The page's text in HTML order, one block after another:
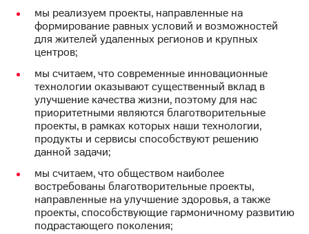
Контакты
Новости
в
и акционерам
Корпоративное
управление
Корпоративный
секретарь
Раскрытие
информации
Информация
акционерам
Документы
мы реализуем проекты, направленные на
формирование равных условий и возможностей
для жителей удаленных регионов и крупных
центров;
мы считаем, что современные инновационные
технологии оказывают существенный вклад в
улучшение качества жизни, поэтому для нас
приоритетными являются благотворительные
проекты, в рамках которых наши технологии,
продукты и сервисы способствуют решению
данной задачи;
мы считаем, что обществом наиболее
востребованы благотворительные проекты,
направленные на улучшение здоровья, а также
проекты, способствующие гармоничному развитию
подрастающего поколения;